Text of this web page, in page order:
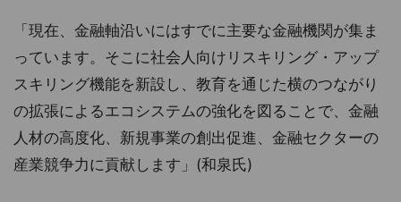
「現在、金融軸沿いにはすでに主要な金融機関が集ま
っています。そこに社会人向けリスキリング・アップ
スキリング機能を新設し、教育を通じた横のつながり
の拡張によるエコシステムの強化を図ることで、金融
人材の高度化、新規事業の創出促進、金融セクターの
産業競争力に貢献します」(和泉氏)